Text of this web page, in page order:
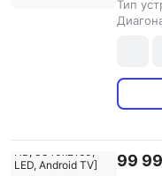
Тип
99